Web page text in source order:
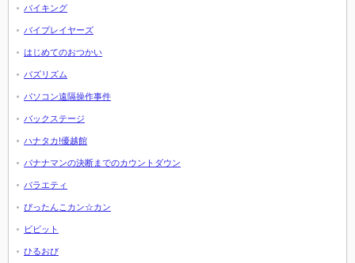
バイキング
バイプレイヤーズ
はじめてのおつかい
バズリズム
パソコン遠隔操作事件
バックステージ
ハナタカ!優越館
バナナマンの決断までのカウントダウン
バラエティ
ぴったんこカン☆カン
ビビット
ひるおび